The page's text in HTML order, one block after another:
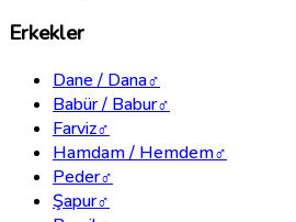
Erkekler
Dane / Dana♂
Babür / Babur♂
Farviz♂
Hamdam / Hemdem♂
Peder♂
Şapur♂